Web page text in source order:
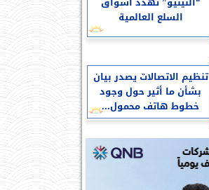
السلع العالمية
تنظيم الاتصالات يصدر بيان
بشأن ما أثير حول وجود
خطوط هاتف محمول...